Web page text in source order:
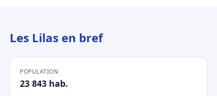
Les Lilas en bref
POPULATION
23 843 hab.